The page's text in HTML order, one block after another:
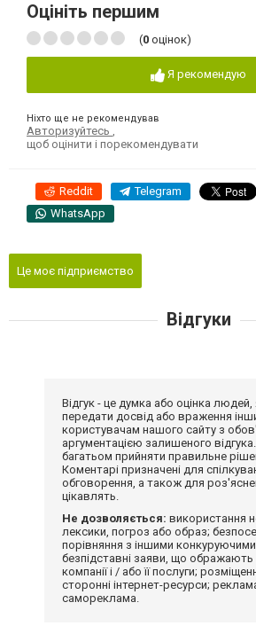
Оцініть першим
(0 оцінок)
Я рекомендую
Ніхто ще не рекомендував
Авторизуйтесь
щоб оцінити і порекомендувати
Reddit Telegram
WhatsApp
Це моє підприємство
Відгуки
Відгук - це думка або оцінка
передати досвід або враження
користувачам нашого сайту з
аргументацією залишеного
багатьом прийняти правильне
Коментарі призначені для
обговорення, а також для
цікавлять.
Не дозволяється: використання
лексики, погроз або образ;
порівняння з іншими
безпідставні заяви, що ображають
компанії і / або її послуги;
сторонні інтернет-ресурси;
самореклама.